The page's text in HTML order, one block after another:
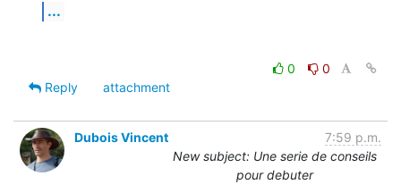
...
0
0
Reply
attachment
Dubois Vincent
7:59 p.m.
New subject: Une serie de conseils
pour debuter